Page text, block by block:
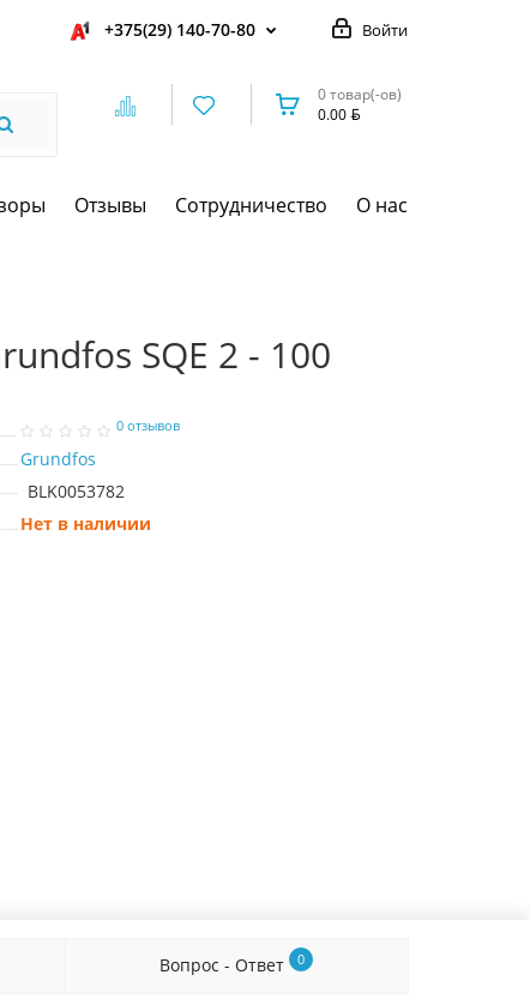
Войти
+375(29) 140-70-80
0 товар(-ов)
0.00
Отзывы Сотрудничество О нас
SQE 2 - 100
0 отзывов
Grundfos
BLK0053782
Нет в наличии
Вопрос - Ответ 0